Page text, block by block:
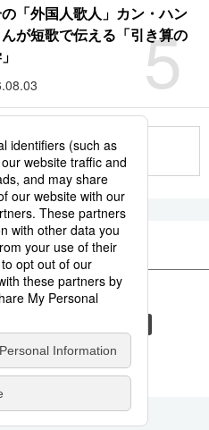
5
「外国人歌人」カン・ハン
が短歌で伝える「引き算の
る
誉賞
イチロー
喜 王貞治